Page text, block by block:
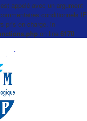
appelé avec un argument
conditionnels IE
pris en charge. in
on line 6170